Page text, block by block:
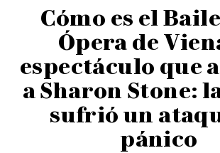
Cómo es el
Ópera de
espectáculo que
a Sharon Stone:
sufrió un
pánico